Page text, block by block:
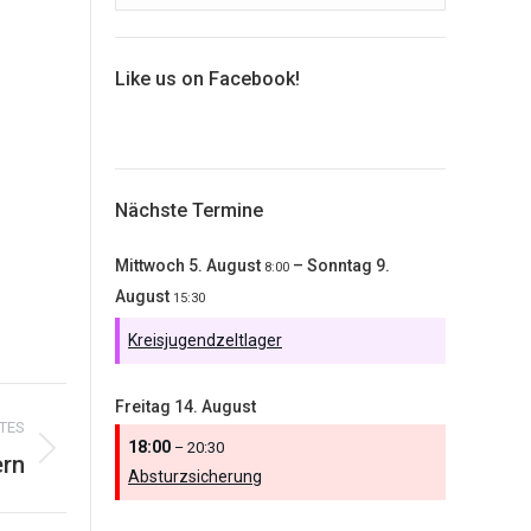
Like us on Facebook!
Nächste Termine
Mittwoch 5. August 8:00 – Sonntag 9.
August 15:30
Kreisjugendzeltlager
Freitag 14. August
18:00 – 20:30
Absturzsicherung